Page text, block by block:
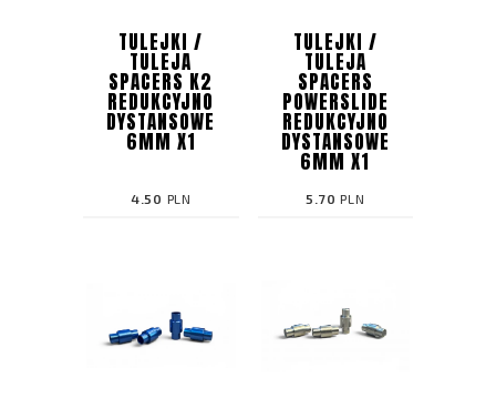
TULEJKI /
TULEJA
SPACERS K2
REDUKCYJNO
DYSTANSOWE
6MM X1
4.50 PLN
TULEJKI /
TULEJA
SPACERS
POWERSLIDE
REDUKCYJNO
DYSTANSOWE
6MM X1
5.70 PLN